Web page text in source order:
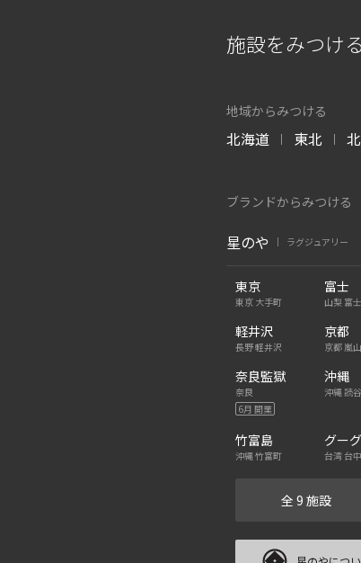
施設をみつける
地域からみつける
北海道 | 東北 |
ブランドからみつける
星のや ラグジュアリー
東京
東京 大手町
富士
山梨 富
軽井沢
長野 軽井沢
京都
京都 嵐山
奈良監獄
奈良
6月 開業
沖縄
沖縄 読谷
竹富島
沖縄 竹富町
グー
台湾 台中
全 9 施設